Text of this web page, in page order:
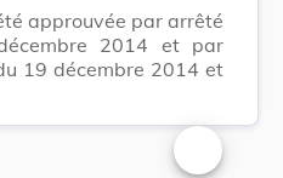
approuvée par arrêté
2014 et par
19 décembre 2014 et